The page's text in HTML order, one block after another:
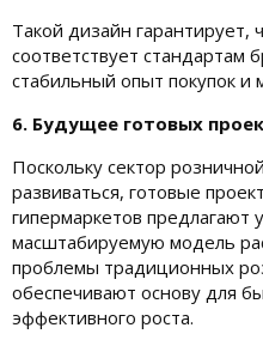
Такой дизайн
соответствует стандартам
стабильный опыт покупок
6. Будущее готовых
Поскольку сектор
развиваться, готовые
гипермаркетов предлагают
масштабируемую модель
проблемы традиционных
обеспечивают основу для
эффективного роста.